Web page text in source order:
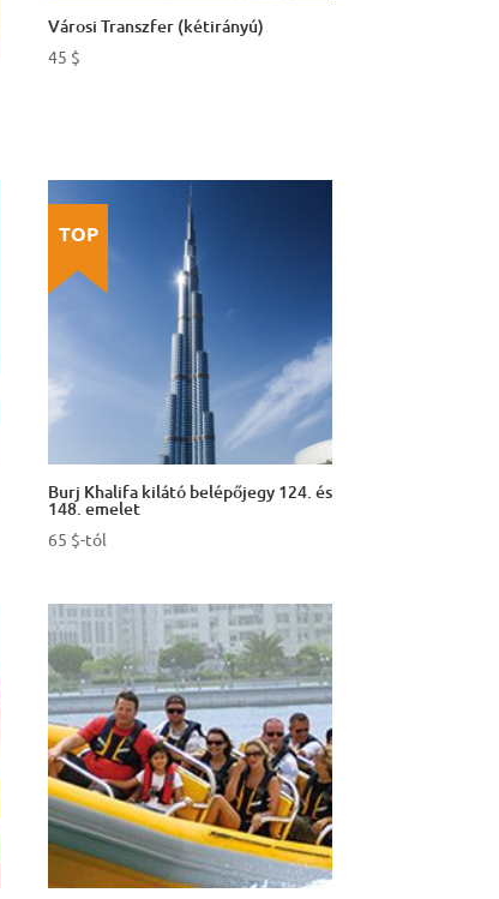
Városi Transzfer (kétirányú)
45 $
TOP
Burj Khalifa kilátó belépőjegy 124. és
148. emelet
65 $-tól